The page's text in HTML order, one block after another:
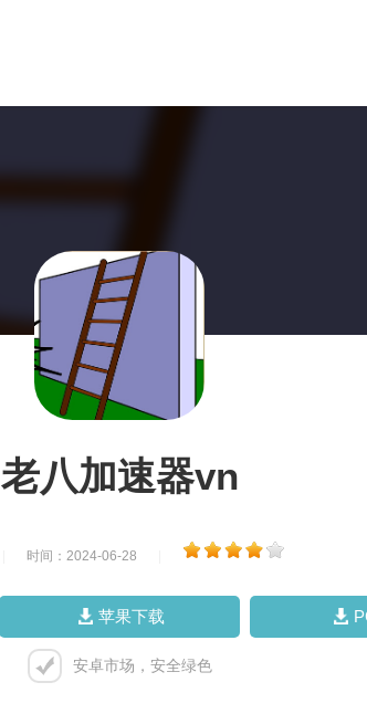
老八加速器vn
时间：2024-06-28
苹果下载
安卓市场，安全绿色